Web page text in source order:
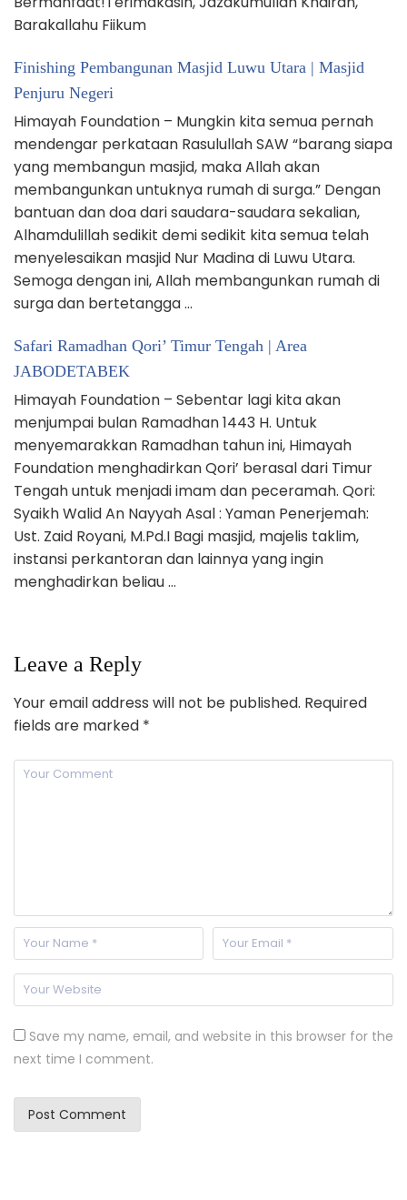
Barakallahu Fiikum
Finishing Pembangunan Masjid Luwu Utara | Masjid
Penjuru Negeri
Himayah Foundation – Mungkin kita semua pernah
mendengar perkataan Rasulullah SAW “barang siapa
yang membangun masjid, maka Allah akan
membangunkan untuknya rumah di surga.” Dengan
bantuan dan doa dari saudara-saudara sekalian,
Alhamdulillah sedikit demi sedikit kita semua telah
menyelesaikan masjid Nur Madina di Luwu Utara.
Semoga dengan ini, Allah membangunkan rumah di
surga dan bertetangga …
Safari Ramadhan Qori’ Timur Tengah | Area
JABODETABEK
Himayah Foundation – Sebentar lagi kita akan
menjumpai bulan Ramadhan 1443 H. Untuk
menyemarakkan Ramadhan tahun ini, Himayah
Foundation menghadirkan Qori’ berasal dari Timur
Tengah untuk menjadi imam dan peceramah. Qori:
Syaikh Walid An Nayyah Asal : Yaman Penerjemah:
Ust. Zaid Royani, M.Pd.I Bagi masjid, majelis taklim,
instansi perkantoran dan lainnya yang ingin
menghadirkan beliau …
Leave a Reply
Your email address will not be published. Required
fields are marked *
Save my name, email, and website in this browser for the
next time I comment.